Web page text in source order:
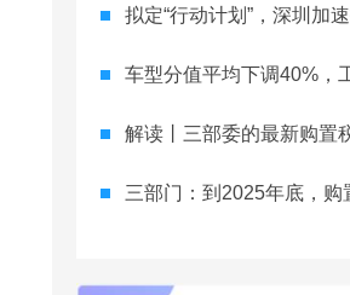
拟定“行动计划”，深圳加速打造“新一代世界
车型分值平均下调40%，工信部调整新能源车型积
解读丨三部委的最新购置税减免政策，究竟会如
三部门：到2025年底，购置新能源汽车继续免